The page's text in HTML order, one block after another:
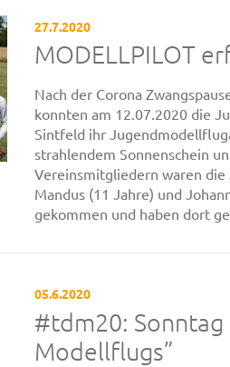
27.7.2020
MODELLPILOT
Nach der Corona
konnten am 12.07.2020 die
Sintfeld ihr
strahlendem Sonnenschein
Vereinsmitgliedern waren die
Mandus (11 Jahre) und
gekommen und haben dort
05.6.2020
#tdm20: Sonntag
Modellflugs”